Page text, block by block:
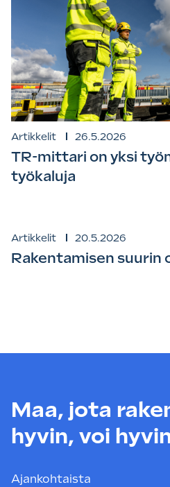
Artikkelit 26.5.2026
TR-mittari on yksi
työkaluja
Artikkelit 20.5.2026
Rakentamisen suurin
Maa, jota
hyvin, voi
Ajankohtaista